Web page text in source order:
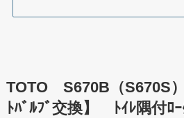
TOTO S670B（S670S）
ﾄﾊﾞﾙﾌﾞ交換】 ﾄｲﾚ隅付